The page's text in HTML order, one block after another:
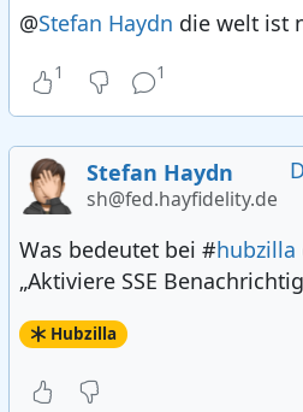
@Stefan Haydn die welt ist
1 1
Stefan Haydn
sh@fed.hayfidelity.de
Was bedeutet bei #hubzilla
„Aktiviere SSE
Hubzilla